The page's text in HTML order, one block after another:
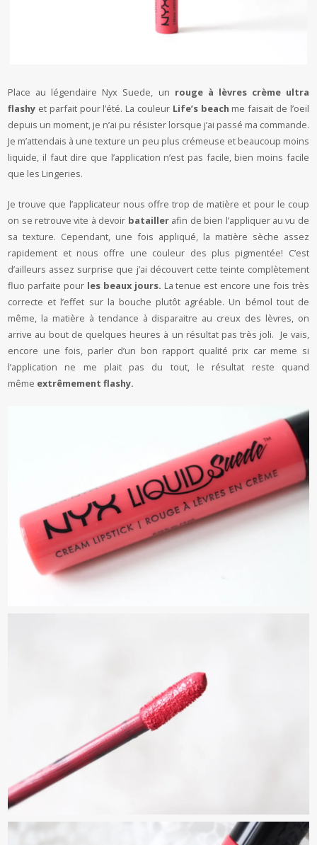
Place au légendaire Nyx Suede, un rouge à lèvres crème ultra
flashy et parfait pour l’été. La couleur Life’s beach me faisait de l’oeil
depuis un moment, je n’ai pu résister lorsque j’ai passé ma commande.
Je m’attendais à une texture un peu plus crémeuse et beaucoup moins
liquide, il faut dire que l’application n’est pas facile, bien moins facile
que les Lingeries.
Je trouve que l’applicateur nous offre trop de matière et pour le coup
on se retrouve vite à devoir bataillerafin de bien l’appliquer au vu de
sa texture. Cependant, une fois appliqué, la matière sèche assez
rapidement et nous offre une couleur des plus pigmentée! C’est
d’ailleurs assez surprise que j’ai découvert cette teinte complètement
fluo parfaite pour les beaux jours. La tenue est encore une fois très
correcte et l’effet sur la bouche plutôt agréable. Un bémol tout de
même, la matière à tendance à disparaitre au creux des lèvres, on
arrive au bout de quelques heures à un résultat pas très joli. Je vais,
encore une fois, parler d’un bon rapport qualité prix car meme si
l’application ne me plait pas du tout, le résultat reste quand
même extrêmement flashy.